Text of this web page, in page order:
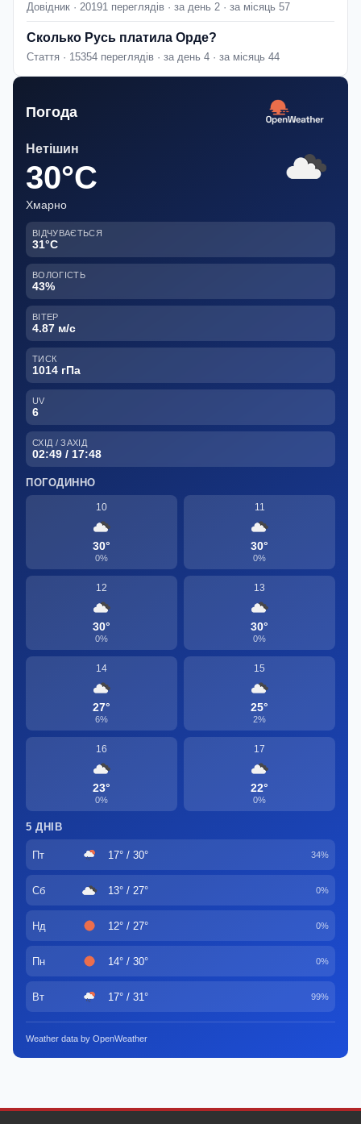
Довідник · 20191 переглядів · за день 2 · за місяць 57
Сколько Русь платила Орде?
Стаття · 15354 переглядів · за день 4 · за місяць 44
Погода
Нетішин
30°C
Хмарно
ВІДЧУВАЄТЬСЯ
31°C
ВОЛОГІСТЬ
43%
ВІТЕР
4.87 м/с
ТИСК
1014 гПа
UV
6
СХІД / ЗАХІД
02:49 / 17:48
ПОГОДИННО
10
30°
0%
11
30°
0%
12
30°
0%
13
30°
0%
14
27°
6%
15
25°
2%
16
23°
0%
17
22°
0%
5 ДНІВ
Пт 17° / 30° 34%
Сб 13° / 27° 0%
Нд 12° / 27° 0%
Пн 14° / 30° 0%
Вт 17° / 31° 99%
Weather data by OpenWeather